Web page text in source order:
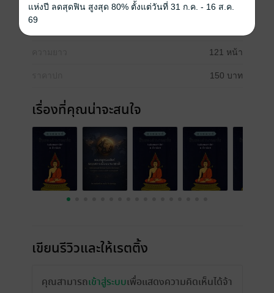
ประเภทไฟล์ pdf
121 หน้า
150 บาท
เรื่องที่คุณน่าจะสนใจ
เขียนรีวิวและให้เรตติ้ง
คุณสามารถเข้าสู่ระบบเพื่อแสดงความคิดเห็นได้จ้า
แห่งปี ลดสุดฟิน สูงสุด 80% ตั้งแต่วันที่ 31 ก.ค. - 16 ส.ค.
69